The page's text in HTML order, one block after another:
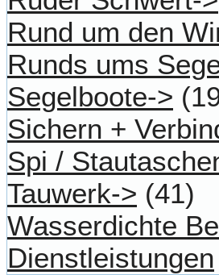
Rund um den
Runds ums
Segelboote->
Sichern +
Spi /
Tauwerk-> (41)
Wasserdichte
Dienstleistungen